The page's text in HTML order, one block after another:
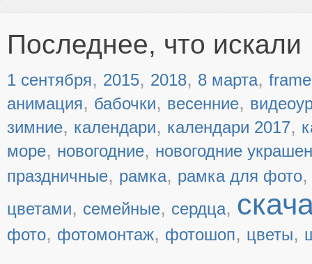
Последнее, что искали
1 сентября, 2015, 2018, 8 марта, frame
анимация, бабочки, весенние,
зимние, календари, календари 2017,
море, новогодние, новогодние
праздничные, рамка, рамка для фото
цветами, семейные, сердца,
фото, фотомонтаж, фотошоп, цветы,